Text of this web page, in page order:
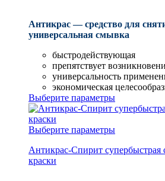
Антикрас — средство для
универсальная смывка
быстродействующая
препятствует
универсальность
экономическая
Выберите параметры
Выберите параметры
Антикрас-Спирит супербыстрая
краски